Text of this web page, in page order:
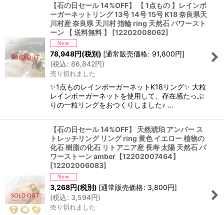
【石の日セール 14%OFF】 【 1点もの 】レインボ
ーガーネットリング 13号 14号 15号 K18 奈良県天
川村産 奈良県 天川村 指輪 ring 天然石 パワースト
ーン 【 送料無料 】
[12202008062]
78,948円(税別) [通常販売価格: 91,800円]
(税込: 86,842円)
売り切れました
✨1点ものレインボーガーネットK18リング✨ 大粒
レインボーガーネットを使用して、存在感たっぷ
りの一粒リングをおつくりしました♪ …
【石の日セール 14%OFF】 天然琥珀 アンバー ス
トレッチリング リング ring 黄色 イエロー 植物の
化石 樹脂の化石 リトアニア産 長寿 太陽 天然石 パ
ワーストーン amber【12202007464】
[12202006083]
3,268円(税別) [通常販売価格: 3,800円]
(税込: 3,594円)
売り切れました